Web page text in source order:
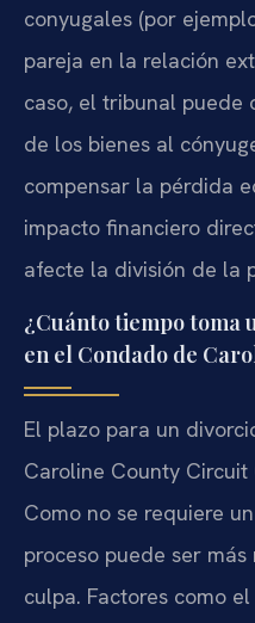
conyugales (por
pareja en la relación
caso, el tribunal puede
de los bienes al
compensar la pérdida
impacto financiero
afecte la división de la
¿Cuánto tiempo
en el Condado de
El plazo para un
Caroline County
Como no se requiere
proceso puede ser
culpa. Factores como